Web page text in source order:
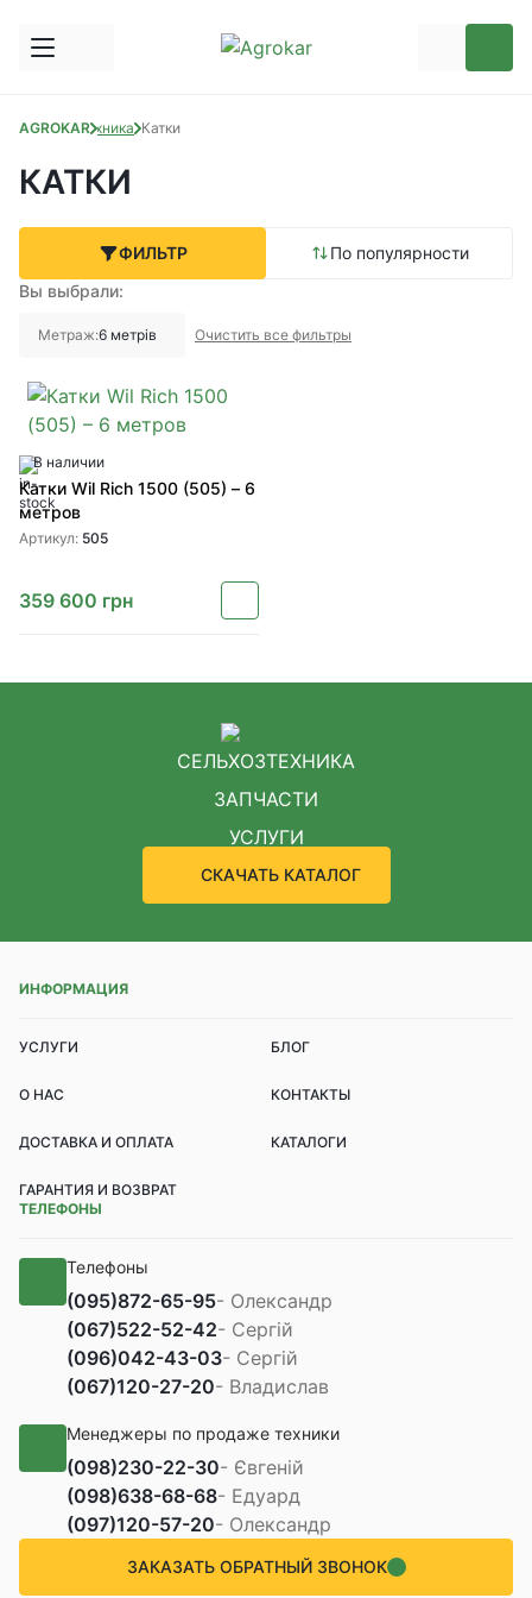
AGROKARТехника Катки
КАТКИ
ФИЛЬТР
По популярности
Вы выбрали:
Метраж:6 метрів Очистить все фильтры
В наличии
Катки Wil Rich 1500 (505) – 6
метров
Артикул: 505
359 600 грн
СЕЛЬХОЗТЕХНИКА
ЗАПЧАСТИ
УСЛУГИ
СКАЧАТЬ КАТАЛОГ
ИНФОРМАЦИЯ
УСЛУГИ БЛОГ
О НАС КОНТАКТЫ
ДОСТАВКА И ОПЛАТА КАТАЛОГИ
ГАРАНТИЯ И ВОЗВРАТ
ТЕЛЕФОНЫ
Телефоны
(095)872-65-95- Олександр
(067)522-52-42- Сергій
(096)042-43-03- Сергій
(067)120-27-20- Владислав
Менеджеры по продаже техники
(098)230-22-30- Євгеній
(098)638-68-68- Едуард
(097)120-57-20- Олександр
ЗАКАЗАТЬ ОБРАТНЫЙ ЗВОНОК